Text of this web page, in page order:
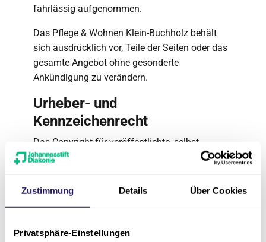
Zustimmung Details Über Cookies
Privatsphäre-Einstellungen
fahrlässig aufgenommen.
Das Pflege & Wohnen Klein-Buchholz behält
sich ausdrücklich vor, Teile der Seiten oder das
gesamte Angebot ohne gesonderte
Ankündigung zu verändern.
Urheber- und
Kennzeichenrecht
Das Copyright für veröffentlichte, selbst
erstellte Objekte auf den Online-Seiten des
beim Pflege & Wohnen Klein-Buchholz. Eine
in anderen elektronischen oder gedruckten